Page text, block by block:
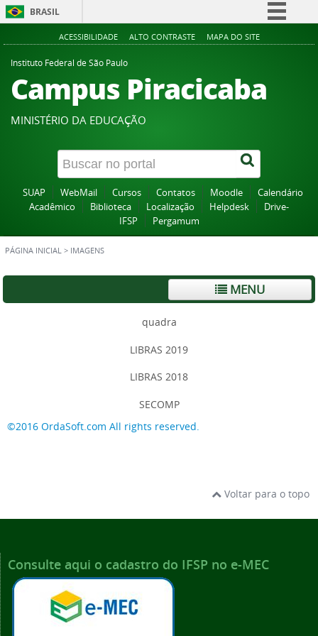
BRASIL
Simplifique!
Participe
Acesso à informação
Canais
ACESSIBILIDADE ALTO CONTRASTE MAPA DO SITE
Instituto Federal de São Paulo
Campus Piracicaba
MINISTÉRIO DA EDUCAÇÃO
SUAP WebMail Cursos Contatos Moodle
Calendário
Acadêmico
Biblioteca Localização Helpdesk
Drive-
IFSP
Pergamum
PÁGINA INICIAL > IMAGENS
MENU
quadra
LIBRAS 2019
LIBRAS 2018
SECOMP
©2016 OrdaSoft.com All rights reserved.
Voltar para o topo
Consulte aqui o cadastro do IFSP no e-MEC